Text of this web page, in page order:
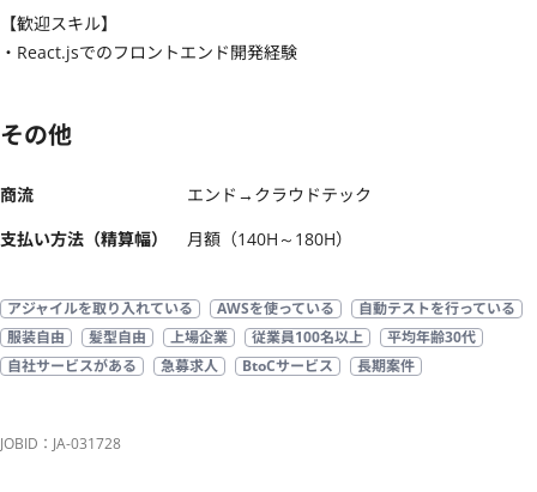
【歓迎スキル】
・React.jsでのフロントエンド開発経験
その他
商流
エンド→クラウドテック
支払い方法（精算幅）
月額（140H～180H）
アジャイルを取り入れている AWSを使っている
自動テストを行っている
服装自由
髪型自由 上場企業 従業員100名以上
平均年齢30代
自社サービスがある
急募求人 BtoCサービス 長期案件
JOBID：JA-031728